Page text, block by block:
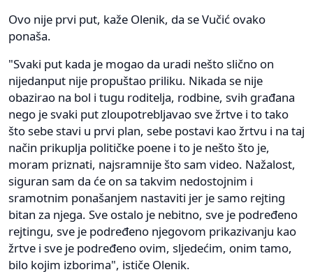
Ovo nije prvi put, kaže Olenik, da se Vučić ovako
ponaša.
"Svaki put kada je mogao da uradi nešto slično on
nijedanput nije propuštao priliku. Nikada se nije
obazirao na bol i tugu roditelja, rodbine, svih građana
nego je svaki put zloupotrebljavao sve žrtve i to tako
što sebe stavi u prvi plan, sebe postavi kao žrtvu i na taj
način prikuplja političke poene i to je nešto što je,
moram priznati, najsramnije što sam video. Nažalost,
siguran sam da će on sa takvim nedostojnim i
sramotnim ponašanjem nastaviti jer je samo rejting
bitan za njega. Sve ostalo je nebitno, sve je podređeno
rejtingu, sve je podređeno njegovom prikazivanju kao
žrtve i sve je podređeno ovim, sljedećim, onim tamo,
bilo kojim izborima", ističe Olenik.